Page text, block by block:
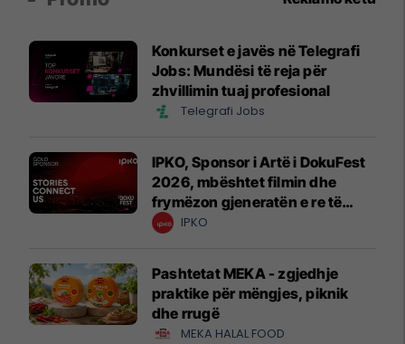
Konkurset e javës në Telegrafi
Jobs: Mundësi të reja për
zhvillimin tuaj profesional
Telegrafi Jobs
IPKO, Sponsor i Artë i DokuFest
2026, mbështet filmin dhe
frymëzon gjeneratën e re të
krijuesve
IPKO
Pashtetat MEKA - zgjedhje
praktike për mëngjes, piknik
dhe rrugë
MEKA HALAL FOOD